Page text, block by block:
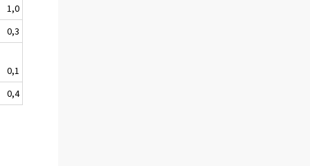
1,0
0,3
0,1
0,4